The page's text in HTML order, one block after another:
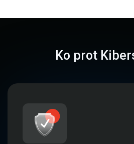
Ko prot